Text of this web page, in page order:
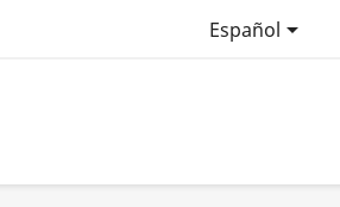
Español